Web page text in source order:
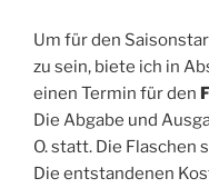
Um für den
zu sein, biete ich in
einen Termin für den
Die Abgabe und
O. statt. Die Flaschen
Die entstandenen